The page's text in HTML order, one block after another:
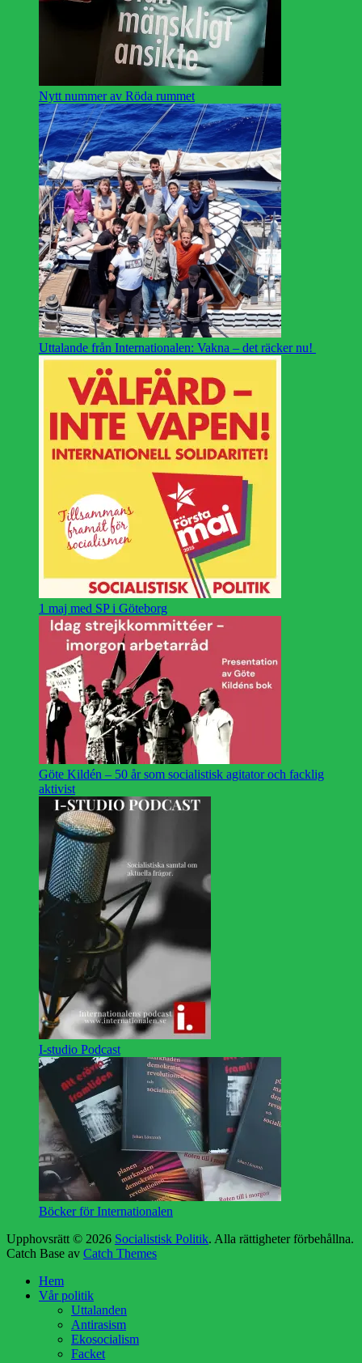
Nytt nummer av Röda rummet
Uttalande från Internationalen: Vakna – det räcker nu!
1 maj med SP i Göteborg
Göte Kildén – 50 år som socialistisk agitator och facklig
aktivist
I-studio Podcast
Böcker för Internationalen
Upphovsrätt © 2026 Socialistisk Politik. Alla rättigheter förbehållna.
Catch Base av Catch Themes
Hem
Vår politik
Uttalanden
Antirasism
Ekosocialism
Facket